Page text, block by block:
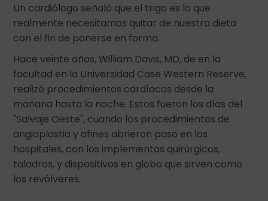
Un cardiólogo señaló que el trigo es lo que
realmente necesitamos quitar de nuestra dieta
con el fin de ponerse en forma.
Hace veinte años, William Davis, MD, de en la
facultad en la Universidad Case Western Reserve,
realizó procedimientos cardíacos desde la
mañana hasta la noche. Estos fueron los días del
"Salvaje Oeste", cuando los procedimientos de
angioplastia y afines abrieron paso en los
hospitales, con los implementos quirúrgicos,
taladros, y dispositivos en globo que sirven como
los revólveres.